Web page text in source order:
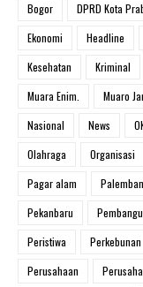
Bogor
DPRD Kota
Ekonomi
Headline
Kesehatan
Kriminal
Muara Enim.
Muaro
Nasional
News
Olahraga
Organisasi
Pagar alam
Pekanbaru
Peristiwa
Perkebunan
Perusahaan